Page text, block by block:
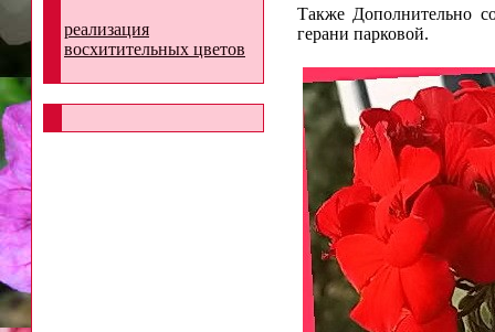
реализация
восхитительных цветов
Также Дополнительно
герани парковой.